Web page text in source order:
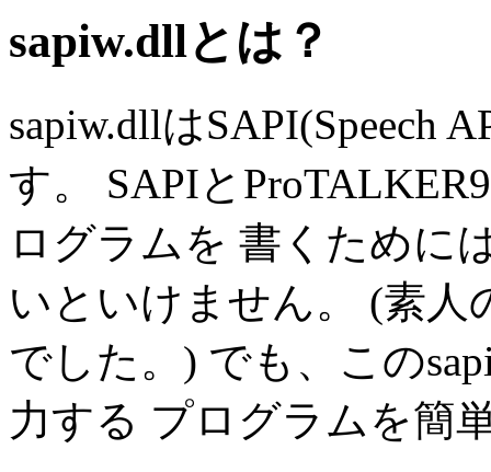
sapiw.dllとは？
sapiw.dllはSAPI(Speech
す。 SAPIと
ログラムを 書くために
いといけません。 (素
でした。) でも、この
力する プログラムを簡